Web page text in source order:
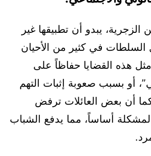
الزجرية، يبدو أن تطبيقها غير
في كثير من الأحيان
هذه القضايا حفاظاً على
أو بسبب صعوبة إثبات التهم
أن بعض العائلات ترفض
أساساً، مما يدفع الشباب